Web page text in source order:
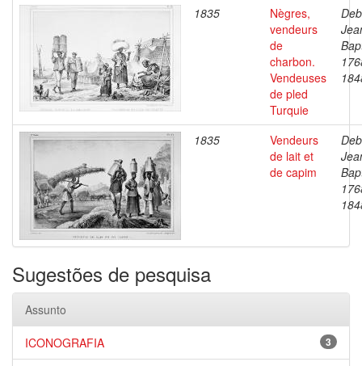
1835
Nègres,
vendeurs
de
charbon.
Vendeuses
de pled
Turquie
1835
Vendeurs
de lait et
de capim
Sugestões de pesquisa
Assunto
3
ICONOGRAFIA